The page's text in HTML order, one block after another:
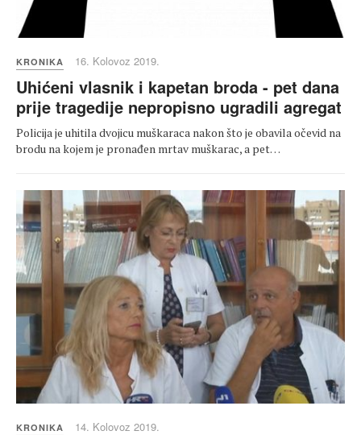
KRONIKA 16. Kolovoz 2019.
Uhićeni vlasnik i kapetan broda - pet dana
prije tragedije nepropisno ugradili agregat
Policija je uhitila dvojicu muškaraca nakon što je obavila očevid na
brodu na kojem je pronađen mrtav muškarac, a pet…
KRONIKA 14. Kolovoz 2019.